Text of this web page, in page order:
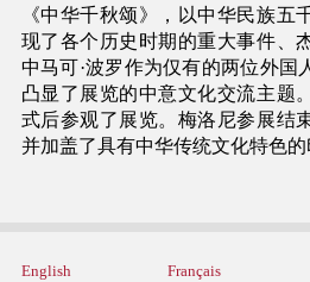
《中华千秋颂》，以中华民族五
现了各个历史时期的重大事件、
中马可·波罗作为仅有的两位外国
凸显了展览的中意文化交流主题
式后参观了展览。梅洛尼参展结
并加盖了具有中华传统文化特色的
English Français